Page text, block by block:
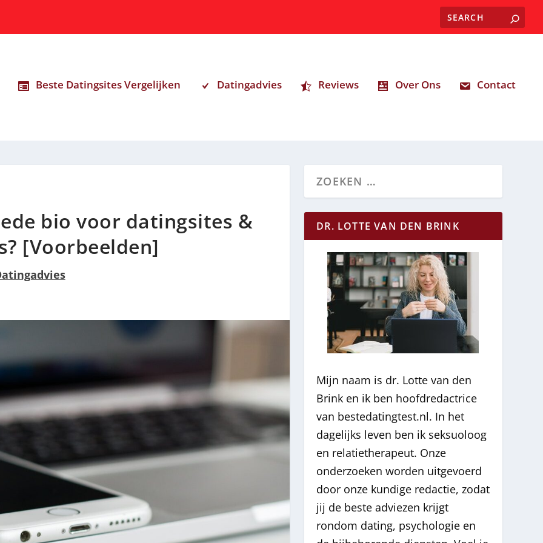
Beste Datingsites Vergelijken Datingadvies Reviews Over Ons Contact
bio voor datingsites &
[Voorbeelden]
DR. LOTTE VAN DEN BRINK
Mijn naam is dr. Lotte van den
Brink en ik ben hoofdredactrice
van bestedatingtest.nl. In het
dagelijks leven ben ik seksuoloog
en relatietherapeut. Onze
onderzoeken worden uitgevoerd
door onze kundige redactie, zodat
jij de beste adviezen krijgt
rondom dating, psychologie en